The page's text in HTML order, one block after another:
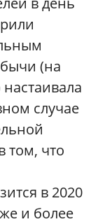
(на
случае
том, что
в 2020
и более